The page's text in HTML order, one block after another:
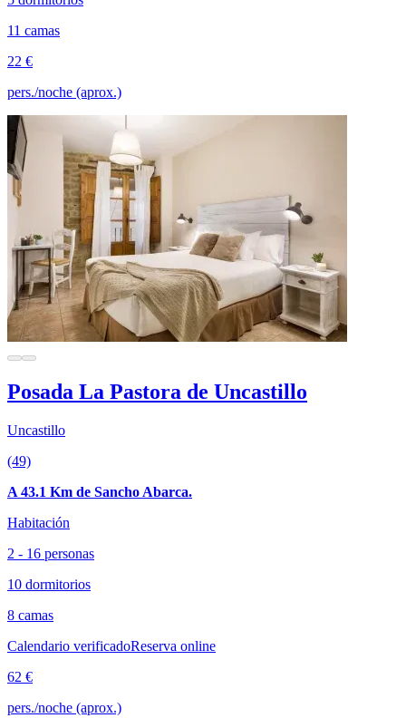
11 camas
22 €
pers./noche (aprox.)
Posada La Pastora de Uncastillo
Uncastillo
(49)
A 43.1 Km de Sancho Abarca.
Habitación
2 - 16 personas
10 dormitorios
8 camas
Calendario verificadoReserva online
62 €
pers./noche (aprox.)